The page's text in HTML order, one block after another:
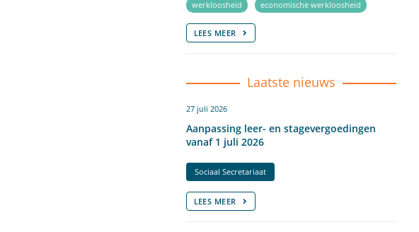
werkloosheid economische werkloosheid
LEES MEER
Laatste nieuws
27 juli 2026
Aanpassing leer- en stagevergoedingen
vanaf 1 juli 2026
Sociaal Secretariaat
LEES MEER